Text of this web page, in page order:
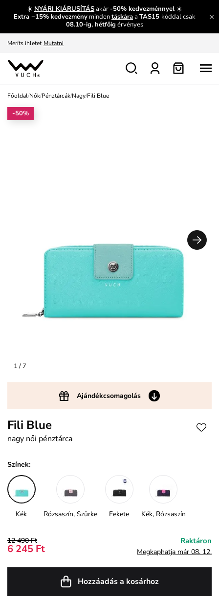
☀️ NYÁRI KIÁRUSÍTÁSakár-50% kedvezménnyel ☀️
Extra −15% kedvezmény mindentáskáraa TAS15 kóddal csak
08.10-ig, hétfőig érvényes
És mi az, amit máshol nem lehet megtudni?
Fedezze fel velünk az újdonságokat. Megtekintés
Meríts ihletet Mutatni
Ingyenes csere és visszaküldés
Főoldal/Nők/Pénztárcák/Nagy/Fili Blue
1/ 7
Ajándékcsomagolás
-50%
Fili Blue
nagy női pénztárca
Színek:
Kék Rózsaszín, Szürke Fekete Kék, Rózsaszín
12 490 Ft
6 245 Ft
Raktáron
Megkaphatja már 08. 12.
Hozzáadás a kosárhoz